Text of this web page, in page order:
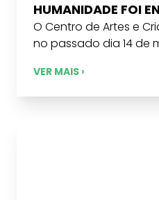
HUMANIDADE FOI
O Centro de Artes e
no passado dia 14 de
VER MAIS ›